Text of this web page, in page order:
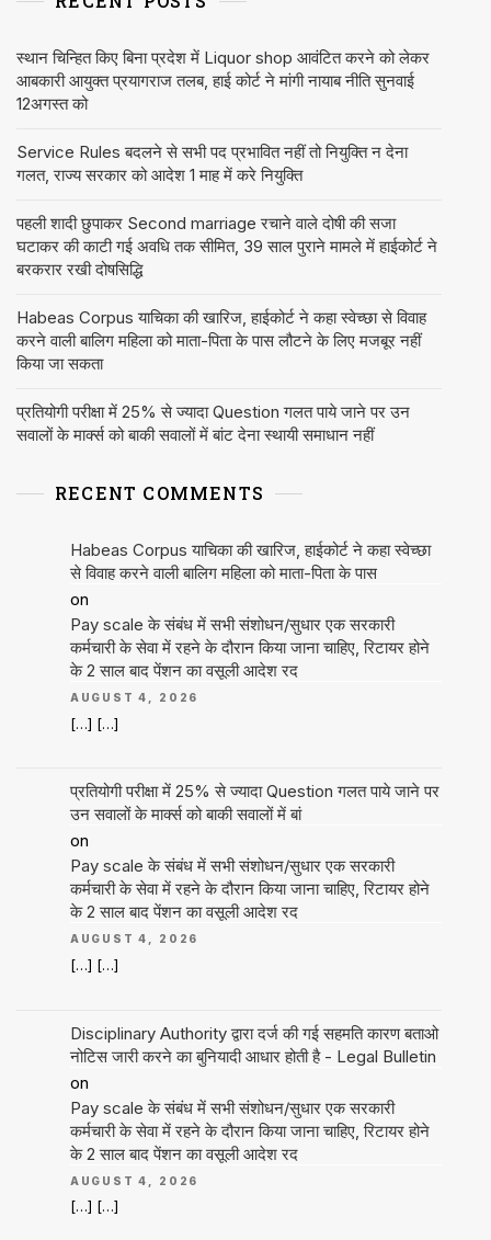
स्थान चिन्हित किए बिना प्रदेश में Liquor shop आवंटित करने को लेकर
आबकारी आयुक्त प्रयागराज तलब, हाई कोर्ट ने मांगी नायाब नीति सुनवाई
12अगस्त को
Service Rules बदलने से सभी पद प्रभावित नहीं तो नियुक्ति न देना
गलत, राज्य सरकार को आदेश 1 माह में करे नियुक्ति
पहली शादी छुपाकर Second marriage रचाने वाले दोषी की सजा
घटाकर की काटी गई अवधि तक सीमित, 39 साल पुराने मामले में हाईकोर्ट ने
बरकरार रखी दोषसिद्धि
Habeas Corpus याचिका की खारिज, हाईकोर्ट ने कहा स्वेच्छा से विवाह
करने वाली बालिग महिला को माता-पिता के पास लौटने के लिए मजबूर नहीं
किया जा सकता
प्रतियोगी परीक्षा में 25% से ज्यादा Question गलत पाये जाने पर उन
सवालों के मार्क्स को बाकी सवालों में बांट देना स्थायी समाधान नहीं
RECENT COMMENTS
Habeas Corpus याचिका की खारिज, हाईकोर्ट ने कहा स्वेच्छा
से विवाह करने वाली बालिग महिला को माता-पिता के पास
on
Pay scale के संबंध में सभी संशोधन/सुधार एक सरकारी
कर्मचारी के सेवा में रहने के दौरान किया जाना चाहिए, रिटायर होने
के 2 साल बाद पेंशन का वसूली आदेश रद
AUGUST 4, 2026
[…] […]
प्रतियोगी परीक्षा में 25% से ज्यादा Question गलत पाये जाने पर
उन सवालों के मार्क्स को बाकी सवालों में बां
on
Pay scale के संबंध में सभी संशोधन/सुधार एक सरकारी
कर्मचारी के सेवा में रहने के दौरान किया जाना चाहिए, रिटायर होने
के 2 साल बाद पेंशन का वसूली आदेश रद
AUGUST 4, 2026
[…] […]
Disciplinary Authority द्वारा दर्ज की गई सहमति कारण बताओ
नोटिस जारी करने का बुनियादी आधार होती है - Legal Bulletin
on
Pay scale के संबंध में सभी संशोधन/सुधार एक सरकारी
कर्मचारी के सेवा में रहने के दौरान किया जाना चाहिए, रिटायर होने
के 2 साल बाद पेंशन का वसूली आदेश रद
AUGUST 4, 2026
[…] […]